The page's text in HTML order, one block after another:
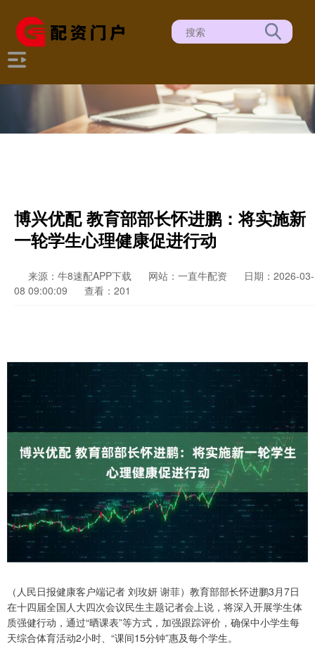
博兴优配 教育部部长怀进鹏：将实施新
一轮学生心理健康促进行动
来源：牛8速配APP下载 网站：一直牛配资
日期：2026-03-
08 09:00:09
查看：201
（人民日报健康客户端记者 刘玫妍 谢菲）教育部部长怀进鹏3月7日
在十四届全国人大四次会议民生主题记者会上说，将深入开展学生体
质强健行动，通过“晒课表”等方式，加强跟踪评价，确保中小学生每
天综合体育活动2小时、“课间15分钟”惠及每个学生。